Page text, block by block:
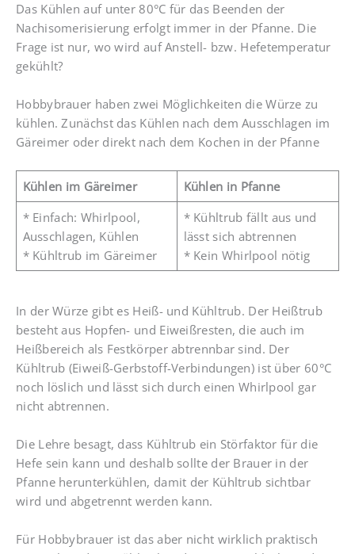
Das Kühlen auf unter 80°C für das Beenden der
Nachisomerisierung erfolgt immer in der Pfanne. Die
Frage ist nur, wo wird auf Anstell- bzw. Hefetemperatur
gekühlt?
Hobbybrauer haben zwei Möglichkeiten die Würze zu
kühlen. Zunächst das Kühlen nach dem Ausschlagen im
Gäreimer oder direkt nach dem Kochen in der Pfanne
Kühlen im Gäreimer
Kühlen in Pfanne
* Einfach: Whirlpool,
Ausschlagen, Kühlen
* Kühltrub im Gäreimer
* Kühltrub fällt aus und
lässt sich abtrennen
* Kein Whirlpool nötig
In der Würze gibt es Heiß- und Kühltrub. Der Heißtrub
besteht aus Hopfen- und Eiweißresten, die auch im
Heißbereich als Festkörper abtrennbar sind. Der
Kühltrub (Eiweiß-Gerbstoff-Verbindungen) ist über 60°C
noch löslich und lässt sich durch einen Whirlpool gar
nicht abtrennen.
Die Lehre besagt, dass Kühltrub ein Störfaktor für die
Hefe sein kann und deshalb sollte der Brauer in der
Pfanne herunterkühlen, damit der Kühltrub sichtbar
wird und abgetrennt werden kann.
Für Hobbybrauer ist das aber nicht wirklich praktisch